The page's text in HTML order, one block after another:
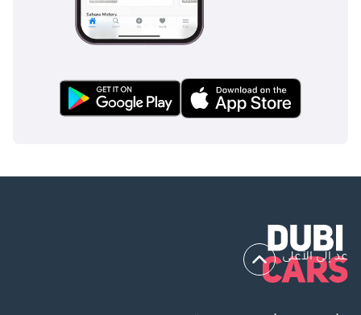
عد إلى الأعلى